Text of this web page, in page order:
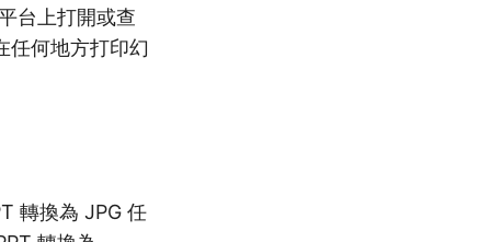
台上打開或查
任何地方打印幻
轉換為 JPG 任